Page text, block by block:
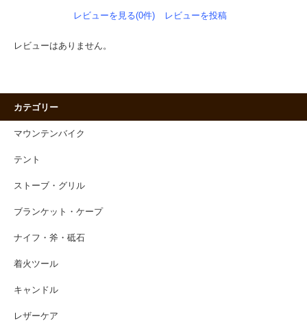
レビューを見る(0件) レビューを投稿
レビューはありません。
カテゴリー
マウンテンバイク
テント
ストーブ・グリル
ブランケット・ケープ
ナイフ・斧・砥石
着火ツール
キャンドル
レザーケア